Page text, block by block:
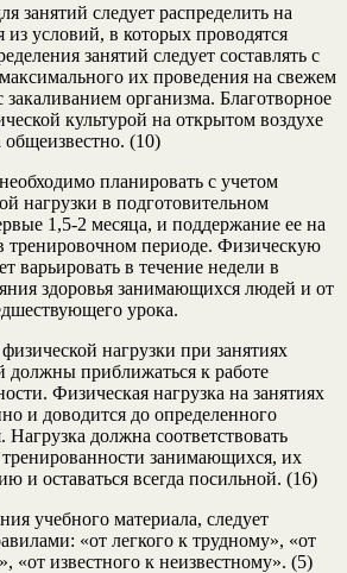
занятий следует распределить на
условий, в которых проводятся
занятий следует составлять с
их проведения на свежем
закаливанием организма. Благотворное
культурой на открытом воздухе
общеизвестно. (10)
планировать с учетом
нагрузки в подготовительном
1,5-2 месяца, и поддержание ее на
тренировочном периоде. Физическую
варьировать в течение недели в
здоровья занимающихся людей и от
урока.
нагрузки при занятиях
должны приближаться к работе
Физическая нагрузка на занятиях
и доводится до определенного
должна соответствовать
тренированности занимающихся, их
и оставаться всегда посильной. (16)
учебного материала, следует
«от легкого к трудному», «от
«от известного к неизвестному». (5)